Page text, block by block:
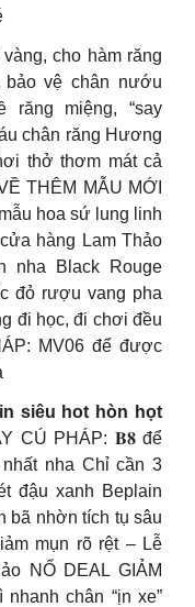
cho hàm răng
bảo vệ chân nướu
răng miệng, “say
chân răng Hương
thở thơm mát cả
THÊM MẪU MỚI
hoa sứ lung linh
hàng Lam Thảo
nha Black Rouge
đỏ rượu vang pha
đi học, đi chơi đều
MV06 để được
siêu hot hòn họt
CÚ PHÁP: 𝐁𝟖 để
nha Chỉ cần 3
đậu xanh Beplain
bã nhờn tích tụ sâu
mụn rõ rệt – Lễ
NỔ DEAL GIẢM
chân “ịn xe”